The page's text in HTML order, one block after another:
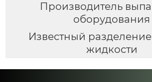
Производитель
оборудования
Известный
жидкости